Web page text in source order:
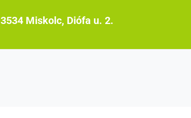
3534 Miskolc, Diófa u. 2.